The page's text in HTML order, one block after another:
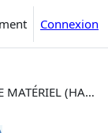
Connexion
II. LE MATÉRIEL (HARDWARE)